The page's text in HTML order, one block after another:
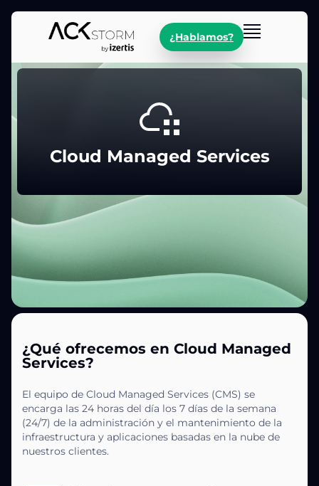
¿Hablamos?
Cloud Managed Services
¿Qué ofrecemos en Cloud Managed
Services?
El equipo de Cloud Managed Services (CMS) se
encarga las 24 horas del día los 7 días de la semana
(24/7) de la administración y el mantenimiento de la
infraestructura y aplicaciones basadas en la nube de
nuestros clientes.